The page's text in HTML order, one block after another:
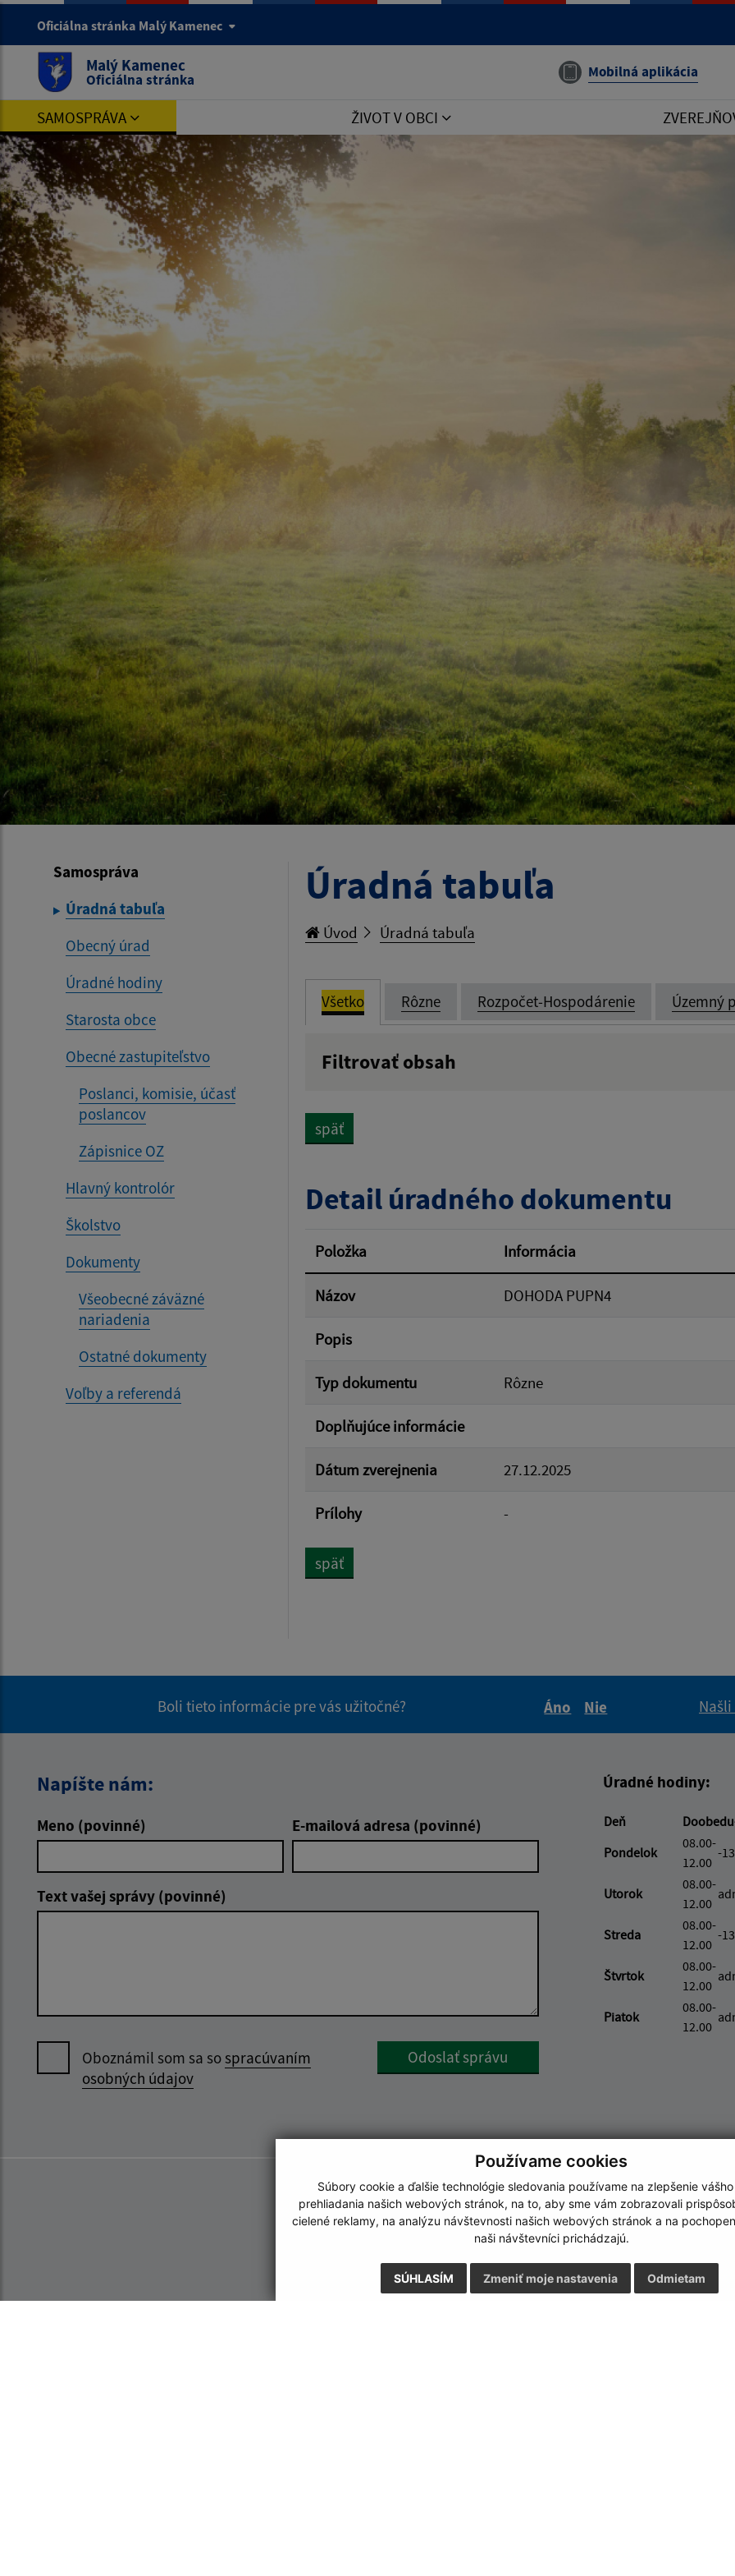
Používame cookies
Súbory cookie a ďalšie technológie sledovania používame na zlepšenie
prehliadania našich webových stránok, na to, aby sme vám zobrazovali
cielené reklamy, na analýzu návštevnosti našich webových stránok a na
naši návštevníci prichádzajú.
SÚHLASÍM Odmietam
Zmeniť moje nastavenia
Oficiálna stránka Malý Kamenec
Malý Kamenec
Oficiálna stránka Mobilná aplikácia
SAMOSPRÁVA ŽIVOT V OBCI
Samospráva
Úradná tabuľa
Obecný úrad
Úradné hodiny
Starosta obce
Obecné zastupiteľstvo
Poslanci, komisie, účasť
poslancov
Zápisnice OZ
Hlavný kontrolór
Školstvo
Dokumenty
Všeobecné záväzné
nariadenia
Ostatné dokumenty
Voľby a referendá
Úradná tabuľa
Úvod Úradná tabuľa
Všetko Rôzne Rozpočet-Hospodárenie Územný
Filtrovať obsah
Filtrovať
späť
Detail úradného dokumentu
Položka Informácia
Názov DOHODA PUPN4
Popis
Typ dokumentu Rôzne
Doplňujúce informácie
Dátum zverejnenia 27.12.2025
Prílohy -
späť
Boli tieto informácie pre vás užitočné?
Áno
Nie
Napíšte nám:
Meno (povinné) E-mailová adresa (povinné)
Text vašej správy (povinné)
Oboznámil som sa sospracúvaním
osobných údajov
Odoslať správu
Úradné hodiny:
Deň
Pondelok
08.00-
12.00
-
Utorok
08.00-
12.00
Streda
08.00-
12.00
-
Štvrtok
08.00-
12.00
Piatok
08.00-
12.00